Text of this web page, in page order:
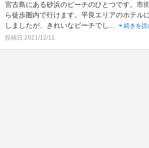
宮古島にある砂浜のビーチのひとつです。市
ら徒歩圏内で行けます。平良エリアのホテル
しましたが、きれいなビーチでし...
続きを読
投稿日:2021/12/11